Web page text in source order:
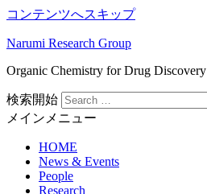
コンテンツへスキップ
Narumi Research Group
Organic Chemistry for Drug Discovery
検索開始
メインメニュー
HOME
News & Events
People
Research